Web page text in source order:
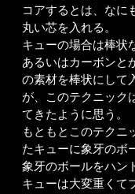
コアするとは、なに
丸い芯を入れる。
キューの場合は棒状
あるいはカーボンと
の素材を棒状にして
が、このテクニック
てきたように思う。
もともとこのテクニ
たキューに象牙のボ
象牙のボールをハン
キューは大変重くて